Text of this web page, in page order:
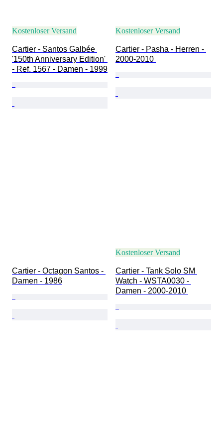
Kostenloser Versand
Cartier - Santos Galbée
'150th Anniversary Edition'
- Ref. 1567 - Damen - 1999
Kostenloser Versand
Cartier - Pasha - Herren -
2000-2010
Cartier - Octagon Santos -
Damen - 1986
Kostenloser Versand
Cartier - Tank Solo SM
Watch - WSTA0030 -
Damen - 2000-2010